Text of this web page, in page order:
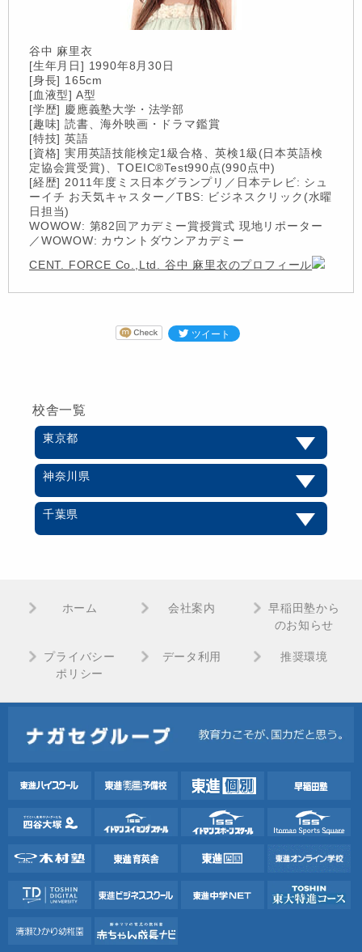
谷中 麻里衣
[生年月日] 1990年8月30日
[身長] 165cm
[血液型] A型
[学歴] 慶應義塾大学・法学部
[趣味] 読書、海外映画・ドラマ鑑賞
[特技] 英語
[資格] 実用英語技能検定1級合格、英検1級(日本英語検
定協会賞受賞)、TOEIC®Test990点(990点中)
[経歴] 2011年度ミス日本グランプリ／日本テレビ: シュ
ーイチ お天気キャスター／TBS: ビジネスクリック(水曜
日担当)
WOWOW: 第82回アカデミー賞授賞式 現地リポーター
／WOWOW: カウントダウンアカデミー
CENT. FORCE Co.,Ltd. 谷中 麻里衣のプロフィール
校舎一覧
東京都
神奈川県
千葉県
ホーム 会社案内
早稲田塾から
のお知らせ
プライバシー
ポリシー
データ利用 推奨環境